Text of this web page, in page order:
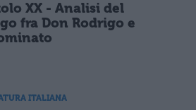
XX - Analisi del
fra Don Rodrigo e
ITALIANA